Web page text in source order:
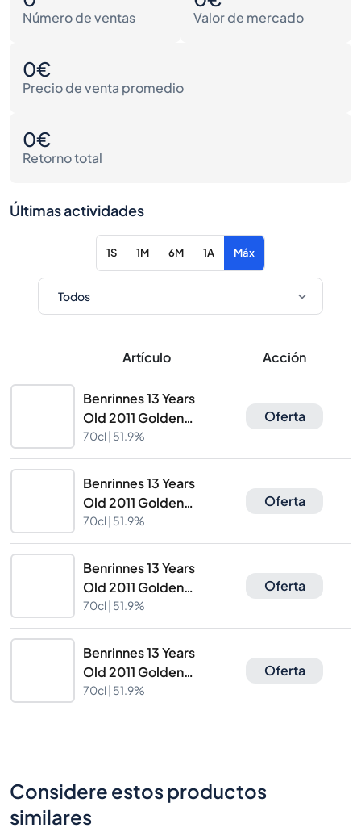
Número de ventas Valor de mercado
0€
Precio de venta promedio
0€
Retorno total
Últimas actividades
1S 1M 6M 1A Máx
Artículo Acción
Benrinnes 13 Years
Old 2011 Golden
Proof Cask Masters
Brave New Spirits
70cl | 51.9%
Oferta
Benrinnes 13 Years
Old 2011 Golden
Proof Cask Masters
Brave New Spirits
70cl | 51.9%
Oferta
Benrinnes 13 Years
Old 2011 Golden
Proof Cask Masters
Brave New Spirits
70cl | 51.9%
Oferta
Benrinnes 13 Years
Old 2011 Golden
Proof Cask Masters
Brave New Spirits
70cl | 51.9%
Oferta
Considere estos productos
similares